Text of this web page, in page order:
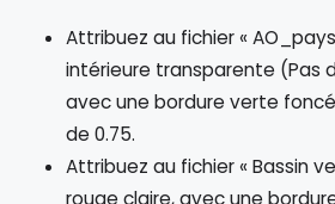
Attribuez au fichier «
intérieure transparente (Pas
avec une bordure verte
de 0.75.
Attribuez au fichier « Bassin
rouge claire, avec une